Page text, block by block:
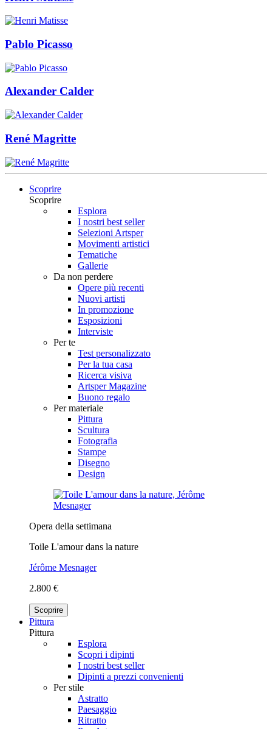
Pablo Picasso
Alexander Calder
René Magritte
Scoprire
Scoprire
Esplora
I nostri best seller
Selezioni Artsper
Movimenti artistici
Tematiche
Gallerie
Da non perdere
Opere più recenti
Nuovi artisti
In promozione
Esposizioni
Interviste
Per te
Test personalizzato
Per la tua casa
Ricerca visiva
Artsper Magazine
Buono regalo
Per materiale
Pittura
Scultura
Fotografia
Stampe
Disegno
Design
Opera della settimana
Toile L'amour dans la nature
Jérôme Mesnager
2.800 €
Scoprire
Pittura
Pittura
Esplora
Scopri i dipinti
I nostri best seller
Dipinti a prezzi convenienti
Per stile
Astratto
Paesaggio
Ritratto